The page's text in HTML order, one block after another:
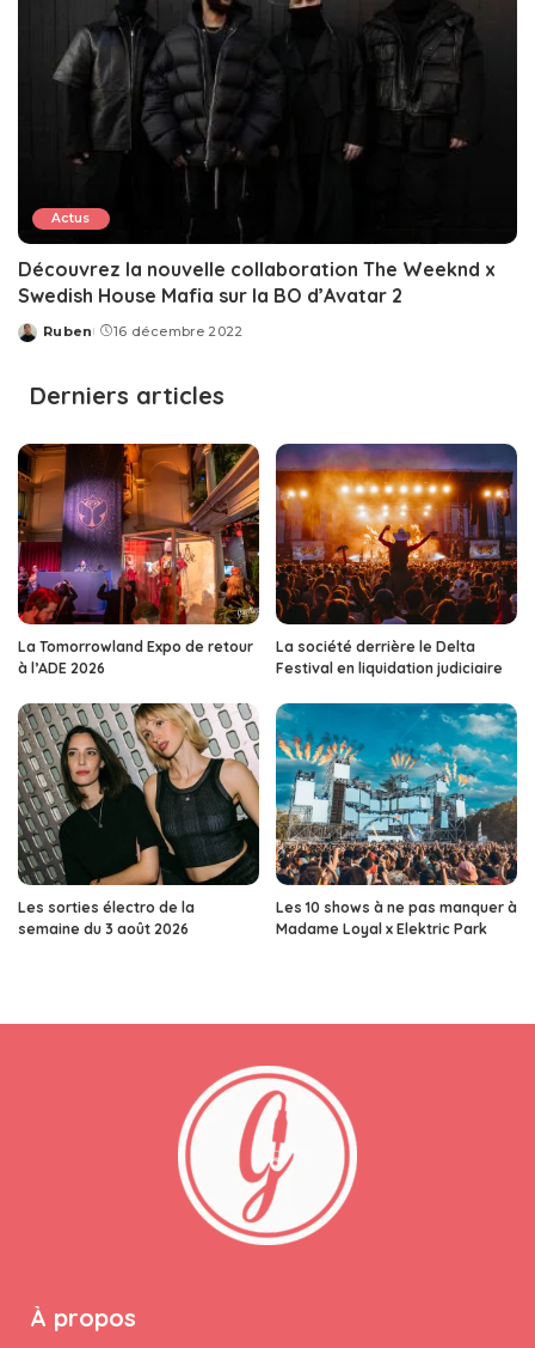
Actus
Découvrez la nouvelle collaboration The Weeknd x
Swedish House Mafia sur la BO d’Avatar 2
Posted
Ruben 16 décembre 2022
Derniers articles
La Tomorrowland Expo de retour
à l’ADE 2026
La société derrière le Delta
Festival en liquidation judiciaire
Les sorties électro de la
semaine du 3 août 2026
Les 10 shows à ne pas manquer à
Madame Loyal x Elektric Park
À propos